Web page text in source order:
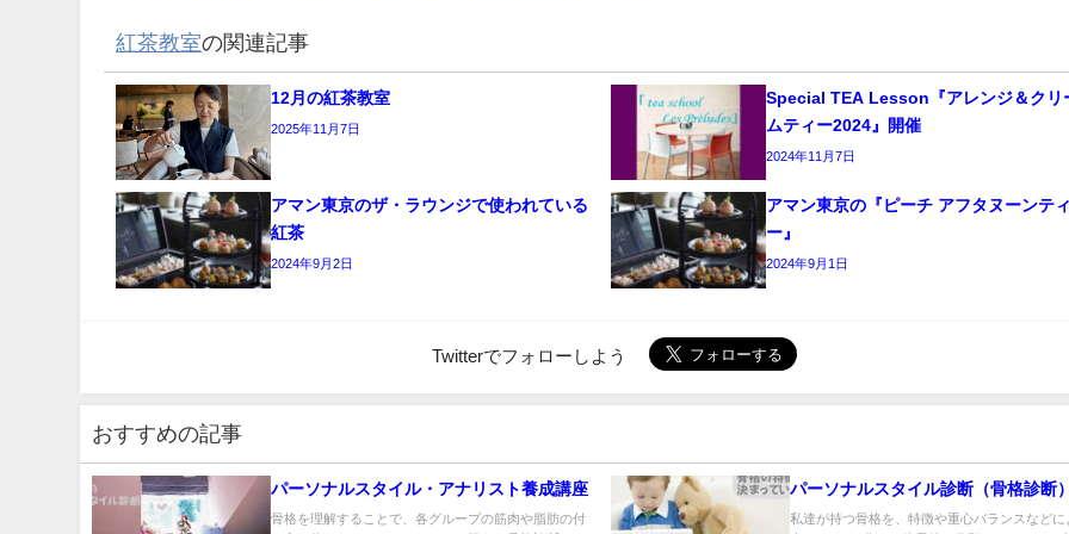
紅茶教室の関連記事
12月の紅茶教室
2025年11月7日
Special TEA Lesson『アレンジ＆クリ
ムティー2024』開催
2024年11月7日
アマン東京のザ・ラウンジで使われている
紅茶
2024年9月2日
アマン東京の『ピーチ アフタヌーンティ
ー』
2024年9月1日
Twitterでフォローしよう
おすすめの記事
パーソナルスタイル・アナリスト養成講座
骨格を理解することで、各グループの筋肉や脂肪の付
パーソナルスタイル診断（骨格診断
私達が持つ骨格を、特徴や重心バランスなどに